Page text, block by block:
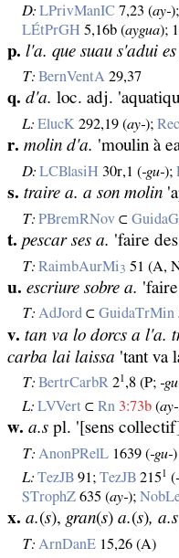
D: LPrivManIC 7,23 (ay‑
LÉtPrGH 5,16b (aygua);
p. l'a. que suau s'adui
T: BernVentA 29,37
q. d'a. loc. adj.
L: ElucK 292,19 (ay‑);
r. molin d'a. 'moulin à
D: LCBlasiH 30r,1 (‑gu‑);
s. traire a. a son molin
T: PBremRNov ⊂
t. pescar ses a. 'faire
T: RaimbAurMi3 51 (A,
u. escriure sobre a.
T: AdJord ⊂GuidaTrMin
v. tan va lo dorcs a l'a.
carba lai laissa 'tant va
T: BertrCarbR 21 ,8 (P;
L: LVVert ⊂Rn 3:73b (ay‑
w. a.s pl. '[sens
T: AnonPRelL 1639 (‑gu‑)
L: TezJB 91;TezJB 2151 (
STrophZ 635 (ay‑);
x. a.(s), gran(s) a.(s),
T: ArnDanE 15,26 (A)